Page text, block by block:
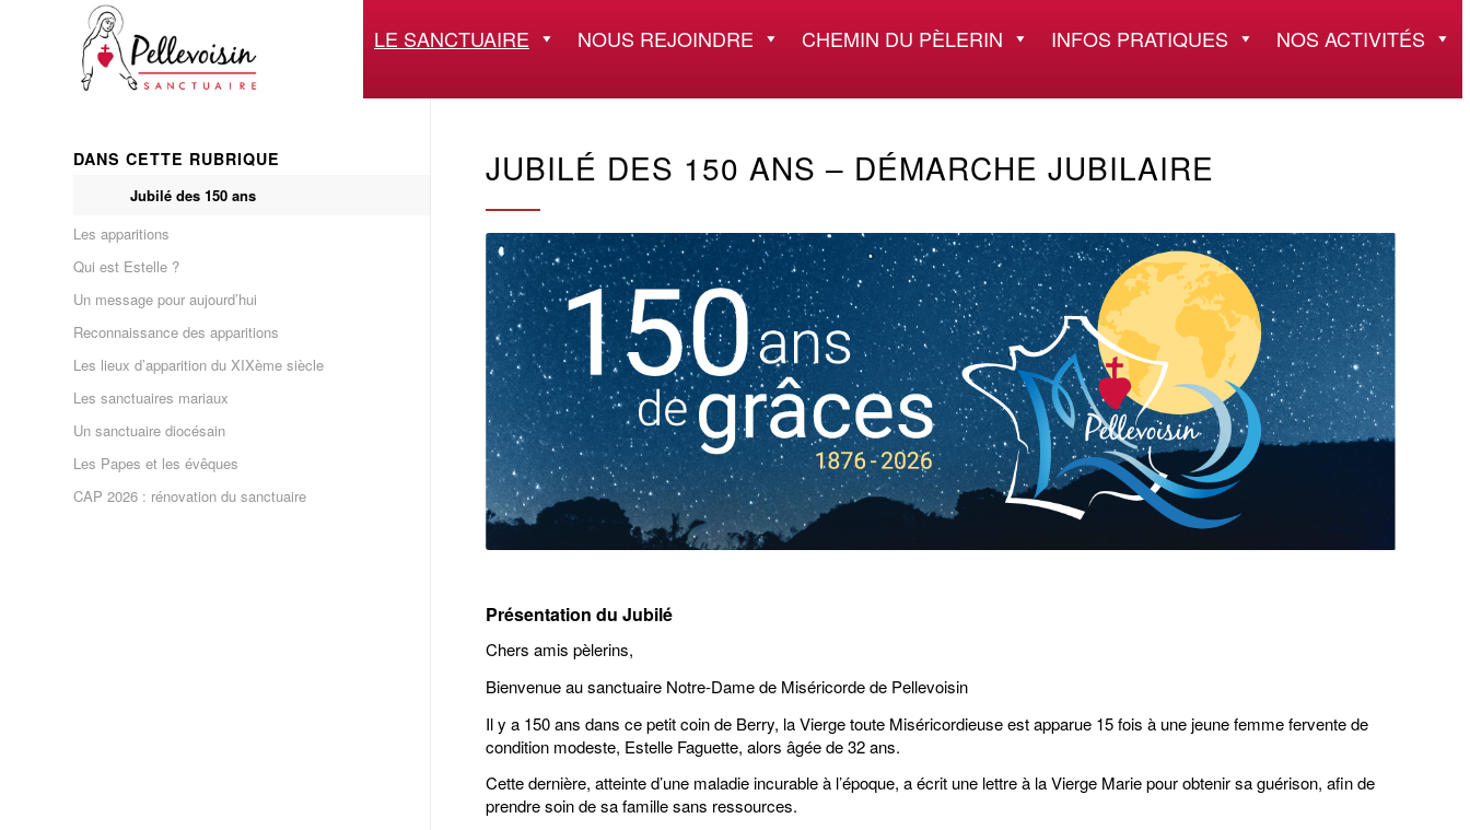
LE SANCTUAIRE NOUS REJOINDRE CHEMIN DU PÈLERIN INFOS PRATIQUES NOS ACTIVITÉS
JUBILÉ DES 150 ANS – DÉMARCHE JUBILAIRE
Présentation du Jubilé
Chers amis pèlerins,
Bienvenue au sanctuaire Notre-Dame de Miséricorde de Pellevoisin
Il y a 150 ans dans ce petit coin de Berry, la Vierge toute Miséricordieuse est apparue 15 fois à une jeune femme fervente de
condition modeste, Estelle Faguette, alors âgée de 32 ans.
Cette dernière, atteinte d’une maladie incurable à l’époque, a écrit une lettre à la Vierge Marie pour obtenir sa guérison, afin de
prendre soin de sa famille sans ressources.
DANS CETTE RUBRIQUE
Jubilé des 150 ans
Les apparitions
Qui est Estelle ?
Un message pour aujourd’hui
Reconnaissance des apparitions
Les lieux d’apparition du XIXème siècle
Les sanctuaires mariaux
Un sanctuaire diocésain
Les Papes et les évêques
CAP 2026 : rénovation du sanctuaire